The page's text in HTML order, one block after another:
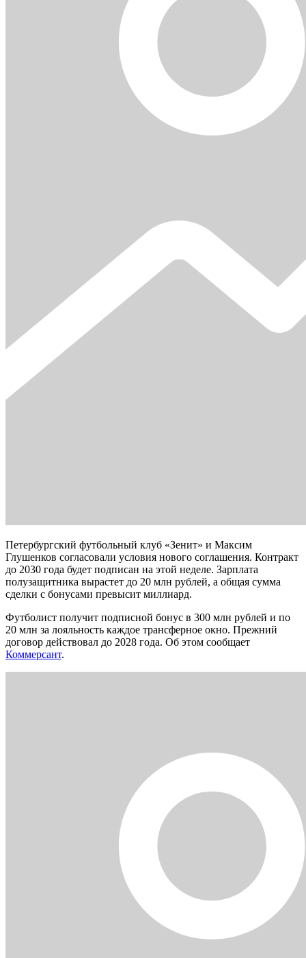
Петербургский футбольный клуб «Зенит» и Максим
Глушенков согласовали условия нового соглашения. Контракт
до 2030 года будет подписан на этой неделе. Зарплата
полузащитника вырастет до 20 млн рублей, а общая сумма
сделки с бонусами превысит миллиард.
Футболист получит подписной бонус в 300 млн рублей и по
20 млн за лояльность каждое трансферное окно. Прежний
договор действовал до 2028 года. Об этом сообщает
Коммерсант.